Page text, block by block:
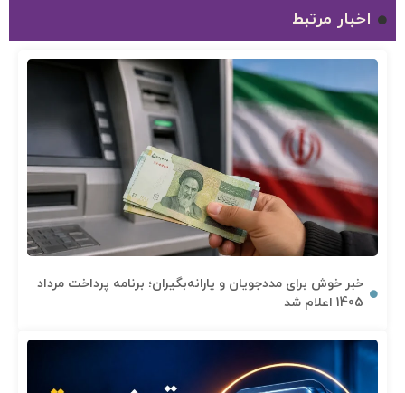
اخبار مرتبط
خبر خوش برای مددجویان و یارانه‌بگیران؛ برنامه پرداخت مرداد
1405 اعلام شد